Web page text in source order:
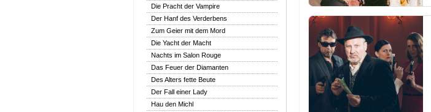
Die Pracht der Vampire
Der Hanf des Verderbens
Zum Geier mit dem Mord
Die Yacht der Macht
Nachts im Salon Rouge
Das Feuer der Diamanten
Des Alters fette Beute
Der Fall einer Lady
Hau den Michl